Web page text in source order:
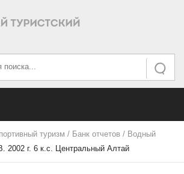
Искать
туризм / Банк отчетов / Водный
2002 г. 6 к.с. Центральный Алтай